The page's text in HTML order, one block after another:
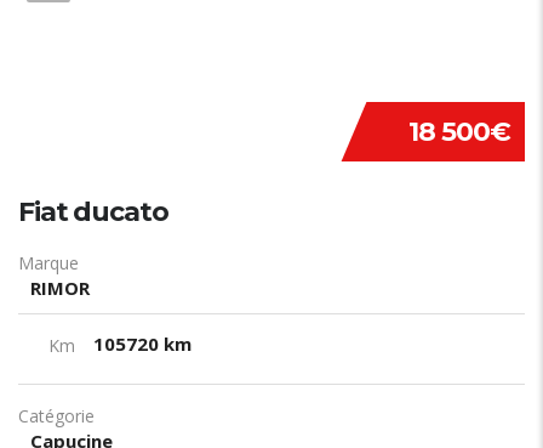
18 500€
Fiat ducato
Marque
RIMOR
Km 105720 km
Catégorie
Capucine